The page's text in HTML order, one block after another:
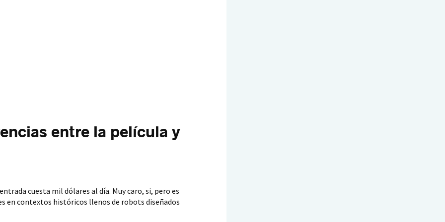
entre la película y
cuesta mil dólares al día. Muy caro, si, pero es
en contextos históricos llenos de robots diseñados